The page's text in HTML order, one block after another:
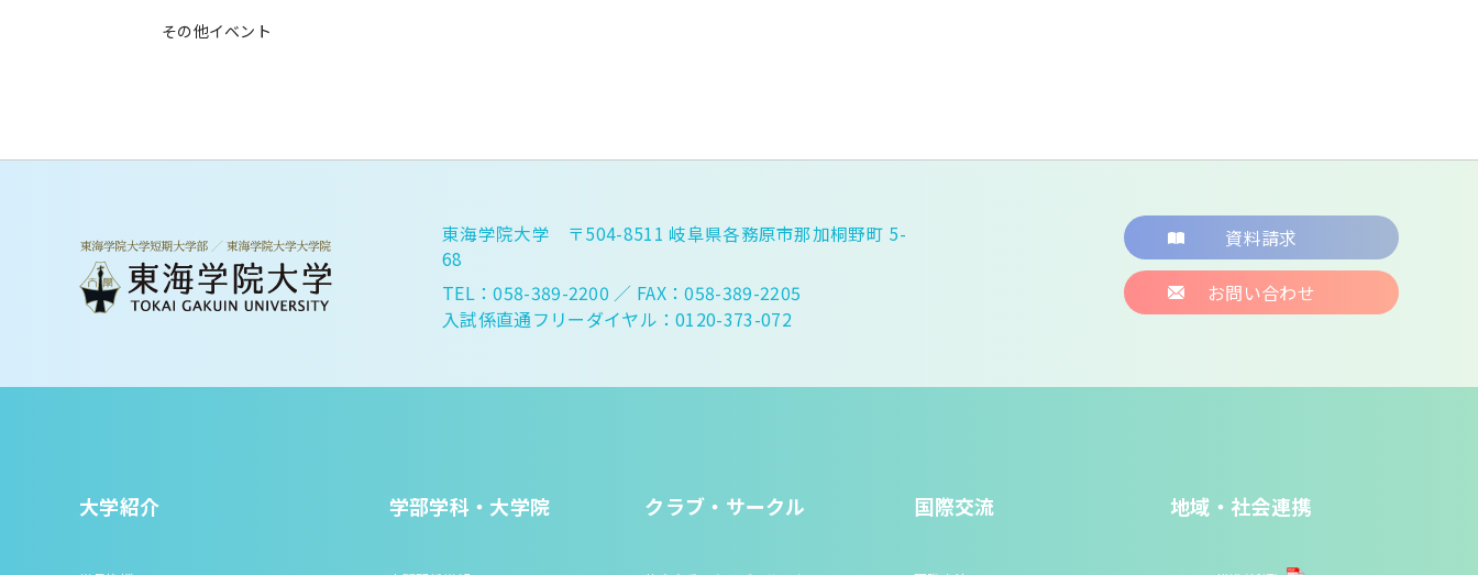
その他イベント
東海学院大学 〒504-8511 岐阜県各務原市那加桐野町 5-
68
TEL：058-389-2200 ／ FAX：058-389-2205
入試係直通フリーダイヤル：0120-373-072
資料請求
お問い合わせ
大学紹介 学部学科・大学院 クラブ・サークル 国際交流 地域・社会連携